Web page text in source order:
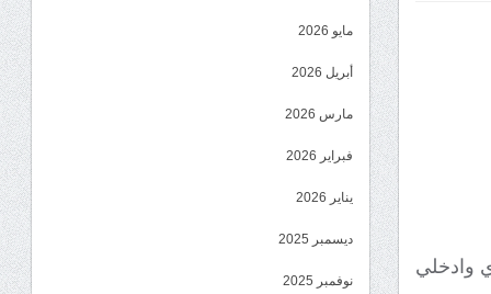
وادخلي
مايو 2026
أبريل 2026
مارس 2026
فبراير 2026
يناير 2026
ديسمبر 2025
نوفمبر 2025